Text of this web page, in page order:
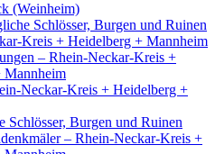
(Weinheim)
Schlösser, Burgen und Ruinen
Kreis + Heidelberg + Mannheim
– Rhein-Neckar-Kreis +
Mannheim
Neckar-Kreis + Heidelberg +
Schlösser, Burgen und Ruinen
– Rhein-Neckar-Kreis +